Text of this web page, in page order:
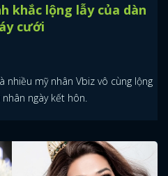
khắc lộng lẫy của dàn
cưới
nhiều mỹ nhân Vbiz vô cùng lộng
ngày kết hôn.